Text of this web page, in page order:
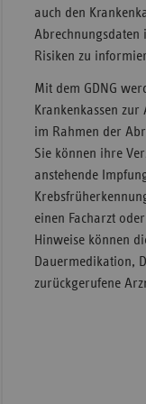
auch den
Abrechnungsdaten
Risiken zu
Mit dem GDNG
Krankenkassen
im Rahmen der
Sie können ihre
anstehende
einen Facharzt
Hinweise können
Dauermedikation,
zurückgerufene